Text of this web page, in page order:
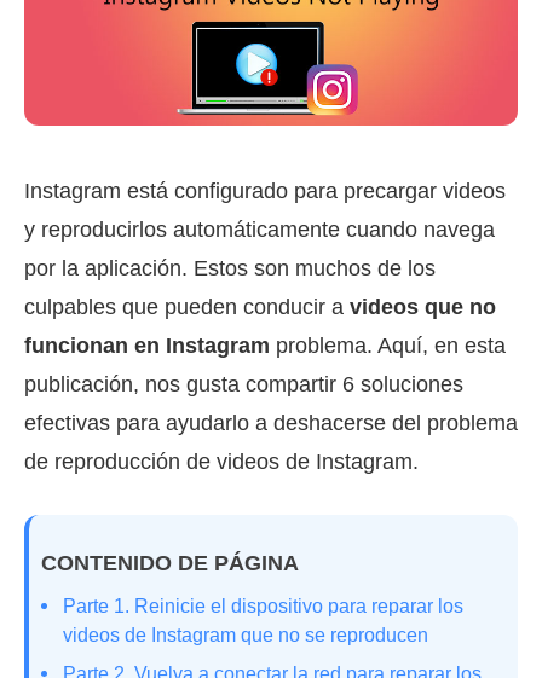
Instagram está configurado para precargar videos
y reproducirlos automáticamente cuando navega
por la aplicación. Estos son muchos de los
culpables que pueden conducir a videos que no
funcionan en Instagram problema. Aquí, en esta
publicación, nos gusta compartir 6 soluciones
efectivas para ayudarlo a deshacerse del problema
de reproducción de videos de Instagram.
CONTENIDO DE PÁGINA
Parte 1. Reinicie el dispositivo para reparar los
videos de Instagram que no se reproducen